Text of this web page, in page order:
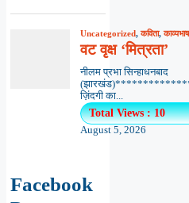
Uncategorized,कविता,
वट वृक्ष ‘मित्रता’
नीलम प्रभा सिन्हाधनबाद
ज़िंदगी का...
Total Views : 10
August 5, 2026
Facebook